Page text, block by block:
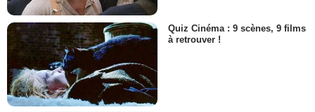
Quiz Cinéma : 9 scènes, 9 films
à retrouver !